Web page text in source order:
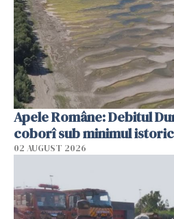
Apele Române: Debitul
coborî sub minimul
02 AUGUST 2026